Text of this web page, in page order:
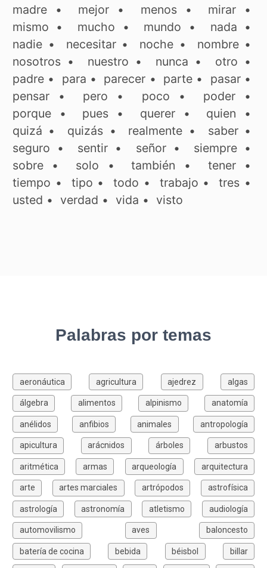
madre • mejor • menos• mirar •
mismo • mucho • mundo • nada •
nadie • necesitar• noche • nombre•
nosotros • nuestro • nunca • otro •
padre • para • parecer • parte • pasar•
pensar • pero • poco • poder•
porque • pues • querer• quien •
quizá • quizás • realmente • saber•
seguro • sentir • señor• siempre •
sobre • solo •también • tener•
tiempo • tipo •todo • trabajo •tres •
usted • verdad • vida • visto
Palabras por temas
aeronáutica agricultura ajedrez algas
álgebra alimentos alpinismo anatomía
anélidos anfibios animales antropología
apicultura arácnidos árboles arbustos
aritmética armas arqueología arquitectura
arte artes marciales artrópodos astrofísica
astrología astronomía atletismo audiología
automovilismo aves baloncesto
batería de cocina bebida béisbol billar